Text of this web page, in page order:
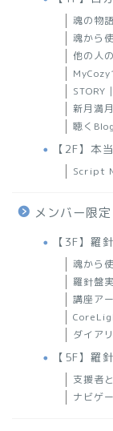
魂の物
魂から
他の人
STORY
新月満
聴くBlog
【2F】本
Script
メンバー限定
【3F】羅
魂から
羅針盤
講座ア
ダイア
【5F】羅
支援者
ナビゲ